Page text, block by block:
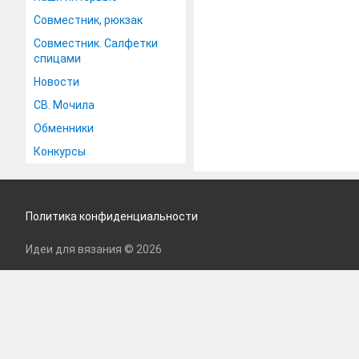
Совместник, рюкзак
Совместник. Салфетки
спицами
Новости
СВ. Мочила
Обменники
Конкурсы
Политика конфиденциальности
Идеи для вязания © 2026